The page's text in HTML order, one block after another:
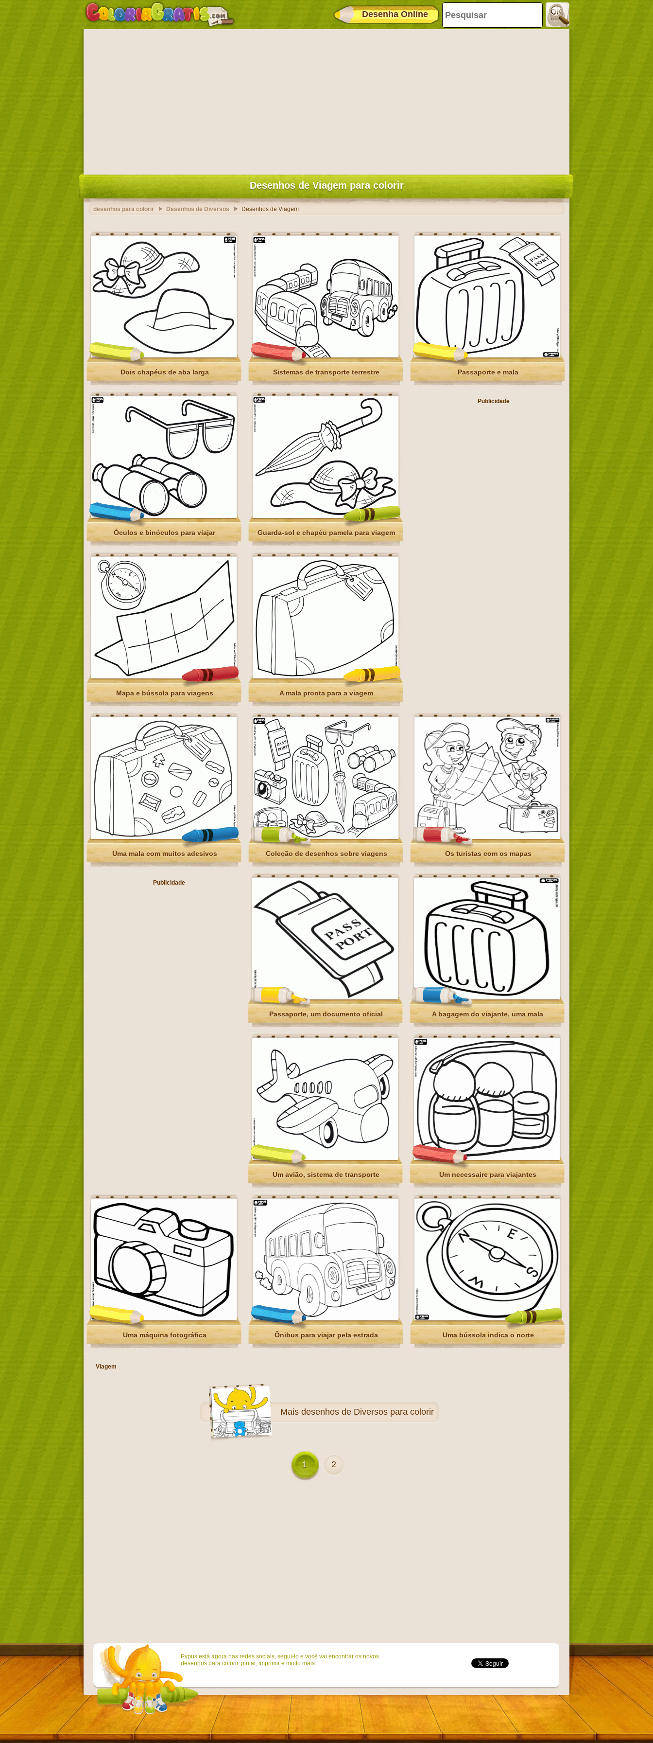
Desenha Online
Desenhos de Viagem para colorir
desenhos para colorir Desenhos de Diversos Desenhos de Viagem
Dois chapéus de aba larga Sistemas de transporte terrestre Passaporte e mala
Óculos e binóculos para viajar Guarda-sol e chapéu pamela para viagem
Publicidade
Mapa e bússola para viagens A mala pronta para a viagem
Uma mala com muitos adesivos Coleção de desenhos sobre viagens Os turistas com os mapas
Publicidade
Passaporte, um documento oficial A bagagem do viajante, uma mala
Um avião, sistema de transporte Um necessaire para viajantes
Uma máquina fotográfica Ônibus para viajar pela estrada Uma bússola indica o norte
Viagem
Mais desenhos de Diversos para colorir
1 2
Pypus está agora nas redes sociais, segui-lo e você vai encontrar os novos
desenhos para colorir, pintar, imprimir e muito mais.